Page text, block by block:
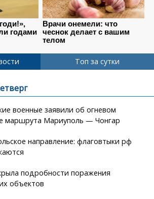
Топ за сутки
военные заявили об огневом
маршрута Мариуполь — Чонгар
направление: флаговтыки рф
подробности поражения
объектов